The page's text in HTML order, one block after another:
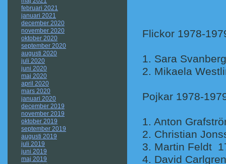
februari 2021
januari 2021
december 2020
november 2020
oktober 2020
september 2020
augusti 2020
juli 2020
juni 2020
maj 2020
april 2020
mars 2020
januari 2020
december 2019
november 2019
oktober 2019
september 2019
augusti 2019
juli 2019
juni 2019
maj 2019
Flickor 1978-
1. Sara
2. Mikaela
Pojkar 1978-
1. Anton
2.
3. Martin Feldt
4. David